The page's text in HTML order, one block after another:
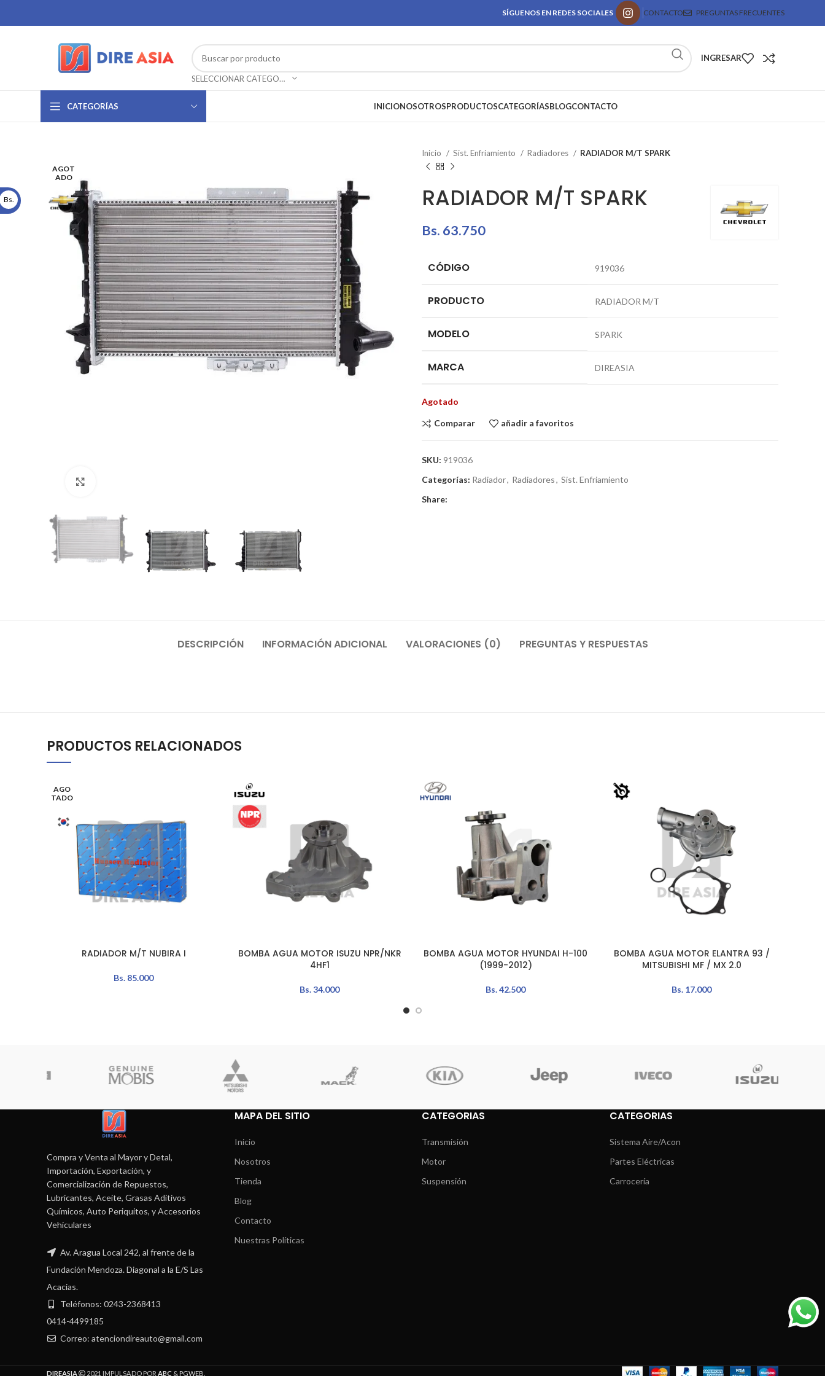
SÍGUENOS EN REDES SOCIALES CONTACTO PREGUNTAS FRECUENTES
SELECCIONAR CATEGORÍA
INGRESAR
CATEGORÍAS INICIONOSOTROSPRODUCTOSCATEGORÍASBLOGCONTACTO
AGOT
ADO
Inicio Sist. Enfriamiento Radiadores RADIADOR M/T SPARK
RADIADOR M/T SPARK
Bs. 63.750
CÓDIGO 919036
PRODUCTO RADIADOR M/T
MODELO SPARK
MARCA DIREASIA
Agotado
Comparar añadir a favoritos
SKU: 919036
Categorías: Radiador, Radiadores, Sist. Enfriamiento
Share:
DESCRIPCIÓN INFORMACIÓN ADICIONAL VALORACIONES (0) PREGUNTAS Y RESPUESTAS
PRODUCTOS RELACIONADOS
AGO
TADO
LEER MÁSRADIADOR M/T NUBIRA I
Bs. 85.000
AÑADIR AL CARRITO
BOMBA AGUA MOTOR ISUZU NPR/NKR
4HF1
Bs.34.000
AÑADIR AL CARRITO
BOMBA AGUA MOTOR HYUNDAI H-100
(1999-2012)
Bs.42.500
AÑADIR AL CARRITO
BOMBA AGUA MOTOR ELANTRA 93 /
MITSUBISHI MF / MX 2.0
Bs. 17.000
Compra y Venta al Mayor y Detal,
Importación, Exportación, y
Comercialización de Repuestos,
Lubricantes, Aceite, Grasas Aditivos
Químicos, Auto Periquitos, y Accesorios
Vehiculares
Av. Aragua Local 242, al frente de la
Fundación Mendoza. Diagonal a la E/S Las
Acacias.
Teléfonos: 0243-2368413
0414-4499185
Correo: atenciondireauto@gmail.com
MAPA DEL SITIO
Inicio
Nosotros
Tienda
Blog
Contacto
Nuestras Políticas
CATEGORIAS
Transmisión
Motor
Suspensión
CATEGORIAS
Sistema Aire/Acon
Partes Eléctricas
Carrocería
DIREASIA 2021 IMPULSADO POR ABC &PGWEB
Bs.